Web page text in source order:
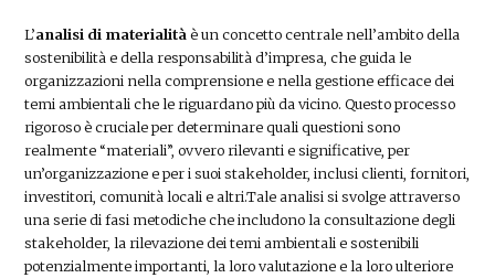
L’analisi di materialità è un concetto centrale nell’ambito della
sostenibilità e della responsabilità d’impresa, che guida le
organizzazioni nella comprensione e nella gestione efficace dei
temi ambientali che le riguardano più da vicino. Questo processo
rigoroso è cruciale per determinare quali questioni sono
realmente “materiali”, ovvero rilevanti e significative, per
un’organizzazione e per i suoi stakeholder, inclusi clienti, fornitori,
investitori, comunità locali e altri.Tale analisi si svolge attraverso
una serie di fasi metodiche che includono la consultazione degli
stakeholder, la rilevazione dei temi ambientali e sostenibili
potenzialmente importanti, la loro valutazione e la loro ulteriore